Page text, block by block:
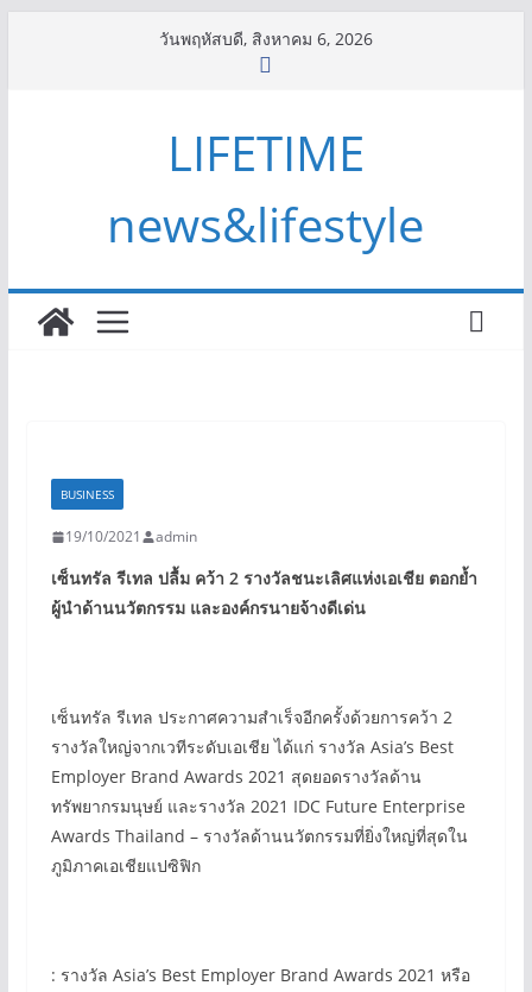
วันพฤหัสบดี, สิงหาคม 6, 2026
LIFETIME
news&lifestyle
BUSINESS
19/10/2021 admin
เซ็นทรัล รีเทล ปลื้ม คว้า 2รางวัลชนะเลิศแห่งเอเชีย ตอกย้ำ
ผู้นำด้านนวัตกรรม และองค์กรนายจ้างดีเด่น
เซ็นทรัล รีเทล ประกาศความสำเร็จอีกครั้งด้วยการคว้า 2
รางวัลใหญ่จากเวทีระดับเอเชีย ได้แก่ รางวัล Asia’s Best
Employer Brand Awards 2021 สุดยอดรางวัลด้าน
ทรัพยากรมนุษย์ และรางวัล 2021 IDC Future Enterprise
Awards Thailand – รางวัลด้านนวัตกรรมที่ยิ่งใหญ่ที่สุดใน
ภูมิภาคเอเชียแปซิฟิก
: รางวัล Asia’s Best Employer Brand Awards 2021 หรือ